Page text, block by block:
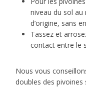
niveau du sol
d’origine, sans
Tassez et
contact entre le
Nous vous
doubles des